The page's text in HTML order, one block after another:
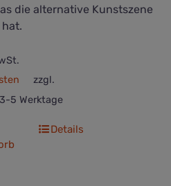
die alternative Kunstszene
zzgl.
3-5 Werktage
Details